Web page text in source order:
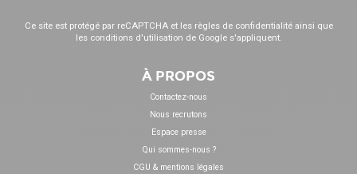
Ce site est protégé par reCAPTCHA et les règles de confidentialitéainsi que
les conditions d'utilisation de Google s'appliquent.
À PROPOS
Contactez-nous
Nous recrutons
Espace presse
Qui sommes-nous ?
CGU & mentions légales